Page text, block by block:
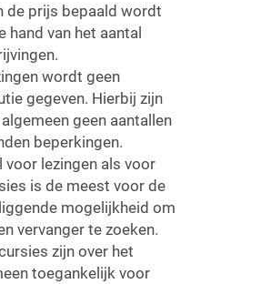
de prijs bepaald wordt
hand van het aantal
wordt geen
gegeven. Hierbij zijn
geen aantallen
beperkingen.
voor lezingen als voor
is de meest voor de
mogelijkheid om
vervanger te zoeken.
zijn over het
toegankelijk voor